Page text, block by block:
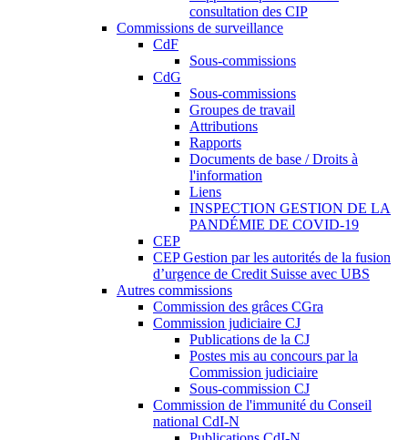
consultation des CIP
Commissions de surveillance
CdF
Sous-commissions
CdG
Sous-commissions
Groupes de travail
Attributions
Rapports
Documents de base / Droits à
l'information
Liens
INSPECTION GESTION DE LA
PANDÉMIE DE COVID-19
CEP
CEP Gestion par les autorités de la fusion
d’urgence de Credit Suisse avec UBS
Autres commissions
Commission des grâces CGra
Commission judiciaire CJ
Publications de la CJ
Postes mis au concours par la
Commission judiciaire
Sous-commission CJ
Commission de l'immunité du Conseil
national CdI-N